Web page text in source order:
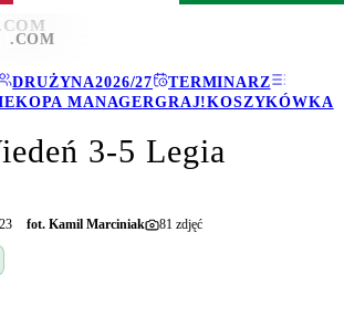
.COM
DRUŻYNA2026/27
TERMINARZ
KOPA MANAGERGRAJ!KOSZYKÓWKA
.COM
3-5 Legia
fot. Kamil Marciniak 81 zdjęć